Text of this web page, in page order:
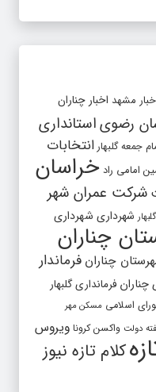
مشهد اخبار چناران
رضویاستانداری
جمعه گلبهار انتخابات
امامی راد خراسان
شرکت عمران شهر
شهرداری شهرداری
چناران
چناران فرماندار
چناران فرمانداری گلبهار
اسلامی مسکن مهر
دولت واکسن کرونا ویروس
کلام تازه نیوز